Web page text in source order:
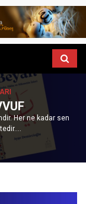
Her ne kadar sen